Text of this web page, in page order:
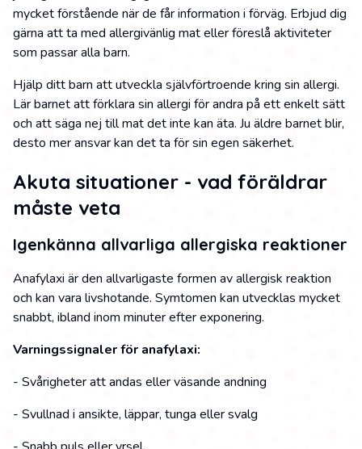
mycket förstående när de får information i förväg. Erbjud dig
gärna att ta med allergivänlig mat eller föreslå aktiviteter
som passar alla barn.
Hjälp ditt barn att utveckla självförtroende kring sin allergi.
Lär barnet att förklara sin allergi för andra på ett enkelt sätt
och att säga nej till mat det inte kan äta. Ju äldre barnet blir,
desto mer ansvar kan det ta för sin egen säkerhet.
Akuta situationer - vad föräldrar
måste veta
Igenkänna allvarliga allergiska reaktioner
Anafylaxi är den allvarligaste formen av allergisk reaktion
och kan vara livshotande. Symtomen kan utvecklas mycket
snabbt, ibland inom minuter efter exponering.
Varningssignaler för anafylaxi:
- Svårigheter att andas eller väsande andning
- Svullnad i ansikte, läppar, tunga eller svalg